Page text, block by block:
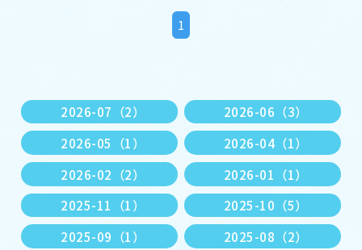
1
2026-07（2）
2026-06（3）
2026-05（1）
2026-04（1）
2026-02（2）
2026-01（1）
2025-11（1）
2025-10（5）
2025-09（1）
2025-08（2）